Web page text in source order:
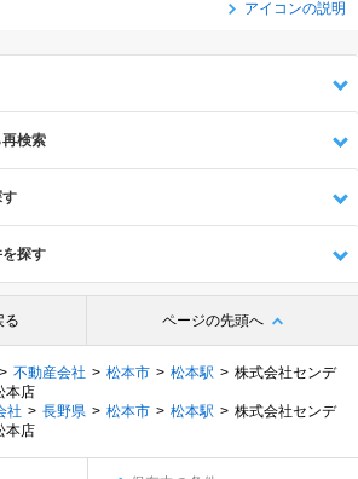
アイコンの説明
検索
探す
る ページの先頭へ
不動産会社 松本市 松本駅
株式会社センデ
本店
社 長野県 松本市 松本駅
株式会社センデ
本店